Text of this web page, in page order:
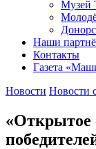
Музей
Наши
Контакты
Газета
Новости Новости
«Открытое